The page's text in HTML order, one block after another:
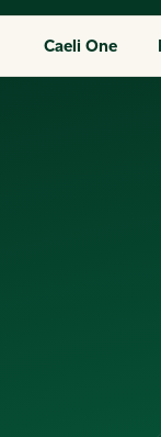
Caeli One